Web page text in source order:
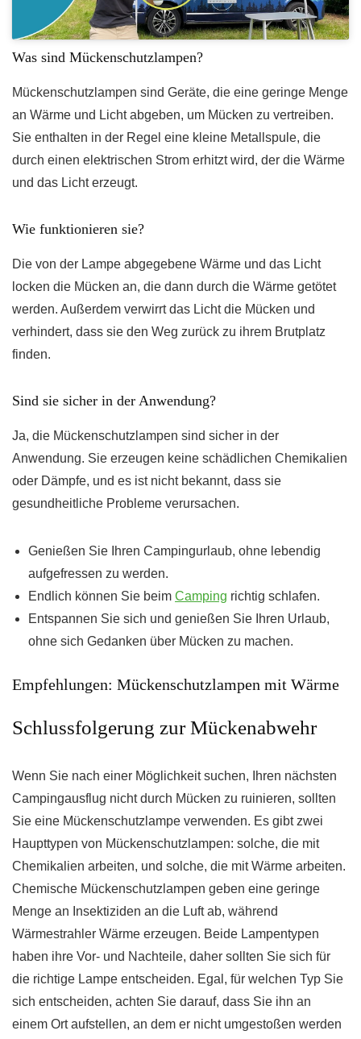
Was sind Mückenschutzlampen?
Mückenschutzlampen sind Geräte, die eine geringe Menge
an Wärme und Licht abgeben, um Mücken zu vertreiben.
Sie enthalten in der Regel eine kleine Metallspule, die
durch einen elektrischen Strom erhitzt wird, der die Wärme
und das Licht erzeugt.
Wie funktionieren sie?
Die von der Lampe abgegebene Wärme und das Licht
locken die Mücken an, die dann durch die Wärme getötet
werden. Außerdem verwirrt das Licht die Mücken und
verhindert, dass sie den Weg zurück zu ihrem Brutplatz
finden.
Sind sie sicher in der Anwendung?
Ja, die Mückenschutzlampen sind sicher in der
Anwendung. Sie erzeugen keine schädlichen Chemikalien
oder Dämpfe, und es ist nicht bekannt, dass sie
gesundheitliche Probleme verursachen.
Genießen Sie Ihren Campingurlaub, ohne lebendig
aufgefressen zu werden.
Endlich können Sie beim Camping richtig schlafen.
Entspannen Sie sich und genießen Sie Ihren Urlaub,
ohne sich Gedanken über Mücken zu machen.
Empfehlungen: Mückenschutzlampen mit Wärme
Schlussfolgerung zur Mückenabwehr
Wenn Sie nach einer Möglichkeit suchen, Ihren nächsten
Campingausflug nicht durch Mücken zu ruinieren, sollten
Sie eine Mückenschutzlampe verwenden. Es gibt zwei
Haupttypen von Mückenschutzlampen: solche, die mit
Chemikalien arbeiten, und solche, die mit Wärme arbeiten.
Chemische Mückenschutzlampen geben eine geringe
Menge an Insektiziden an die Luft ab, während
Wärmestrahler Wärme erzeugen. Beide Lampentypen
haben ihre Vor- und Nachteile, daher sollten Sie sich für
die richtige Lampe entscheiden. Egal, für welchen Typ Sie
sich entscheiden, achten Sie darauf, dass Sie ihn an
einem Ort aufstellen, an dem er nicht umgestoßen werden